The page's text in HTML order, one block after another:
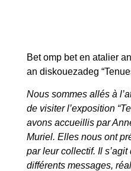
par leur collectif. Il
différents messages,
Nous avons pu
techniques utilisées.
petits groupes, nous
aux matériaux et aux